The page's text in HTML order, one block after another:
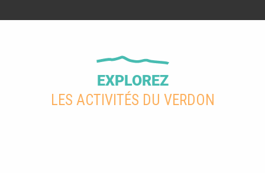
EXPLOREZ
LES ACTIVITÉS DU VERDON